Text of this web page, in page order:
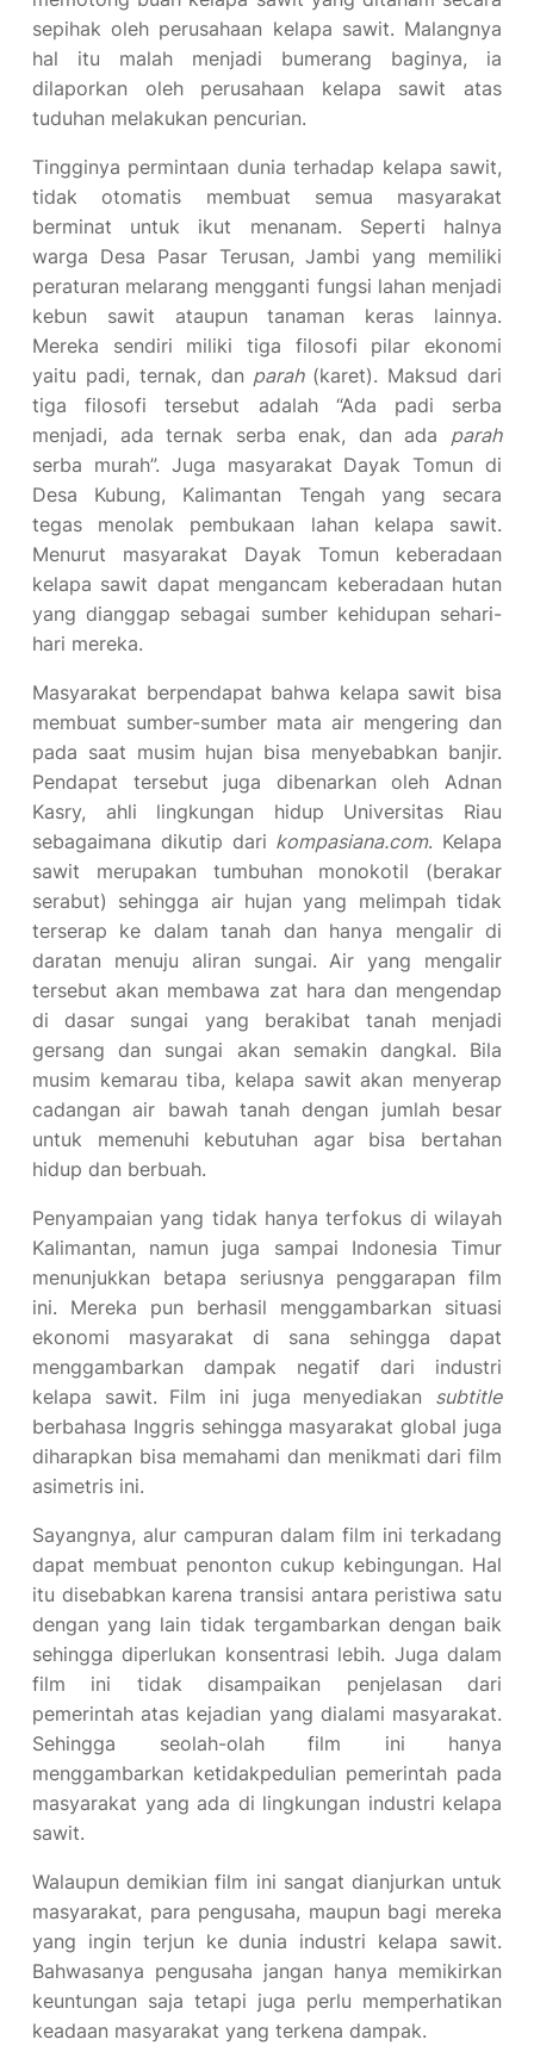
sepihak oleh perusahaan kelapa sawit. Malangnya
hal itu malah menjadi bumerang baginya, ia
dilaporkan oleh perusahaan kelapa sawit atas
tuduhan melakukan pencurian.
Tingginya permintaan dunia terhadap kelapa sawit,
tidak otomatis membuat semua masyarakat
berminat untuk ikut menanam. Seperti halnya
warga Desa Pasar Terusan, Jambi yang memiliki
peraturan melarang mengganti fungsi lahan menjadi
kebun sawit ataupun tanaman keras lainnya.
Mereka sendiri miliki tiga filosofi pilar ekonomi
yaitu padi, ternak, dan parah (karet). Maksud dari
tiga filosofi tersebut adalah “Ada padi serba
menjadi, ada ternak serba enak, dan ada parah
serba murah”. Juga masyarakat Dayak Tomun di
Desa Kubung, Kalimantan Tengah yang secara
tegas menolak pembukaan lahan kelapa sawit.
Menurut masyarakat Dayak Tomun keberadaan
kelapa sawit dapat mengancam keberadaan hutan
yang dianggap sebagai sumber kehidupan sehari-
hari mereka.
Masyarakat berpendapat bahwa kelapa sawit bisa
membuat sumber-sumber mata air mengering dan
pada saat musim hujan bisa menyebabkan banjir.
Pendapat tersebut juga dibenarkan oleh Adnan
Kasry, ahli lingkungan hidup Universitas Riau
sebagaimana dikutip dari kompasiana.com. Kelapa
sawit merupakan tumbuhan monokotil (berakar
serabut) sehingga air hujan yang melimpah tidak
terserap ke dalam tanah dan hanya mengalir di
daratan menuju aliran sungai. Air yang mengalir
tersebut akan membawa zat hara dan mengendap
di dasar sungai yang berakibat tanah menjadi
gersang dan sungai akan semakin dangkal. Bila
musim kemarau tiba, kelapa sawit akan menyerap
cadangan air bawah tanah dengan jumlah besar
untuk memenuhi kebutuhan agar bisa bertahan
hidup dan berbuah.
Penyampaian yang tidak hanya terfokus di wilayah
Kalimantan, namun juga sampai Indonesia Timur
menunjukkan betapa seriusnya penggarapan film
ini. Mereka pun berhasil menggambarkan situasi
ekonomi masyarakat di sana sehingga dapat
menggambarkan dampak negatif dari industri
kelapa sawit. Film ini juga menyediakan subtitle
berbahasa Inggris sehingga masyarakat global juga
diharapkan bisa memahami dan menikmati dari film
asimetris ini.
Sayangnya, alur campuran dalam film ini terkadang
dapat membuat penonton cukup kebingungan. Hal
itu disebabkan karena transisi antara peristiwa satu
dengan yang lain tidak tergambarkan dengan baik
sehingga diperlukan konsentrasi lebih. Juga dalam
film ini tidak disampaikan penjelasan dari
pemerintah atas kejadian yang dialami masyarakat.
Sehingga seolah-olah film ini hanya
menggambarkan ketidakpedulian pemerintah pada
masyarakat yang ada di lingkungan industri kelapa
sawit.
Walaupun demikian film ini sangat dianjurkan untuk
masyarakat, para pengusaha, maupun bagi mereka
yang ingin terjun ke dunia industri kelapa sawit.
Bahwasanya pengusaha jangan hanya memikirkan
keuntungan saja tetapi juga perlu memperhatikan
keadaan masyarakat yang terkena dampak.